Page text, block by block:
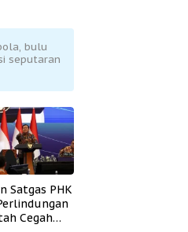
bulu
seputaran
Satgas PHK
Cegah